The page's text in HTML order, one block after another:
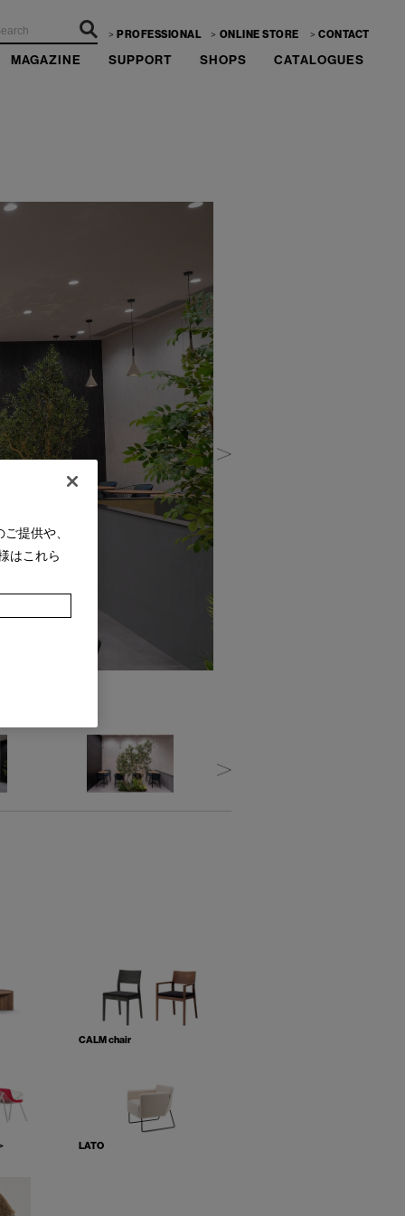
PROFESSIONAL ONLINE STORE CONTACT
MAGAZINE SUPPORT SHOPS CATALOGUES
CALM chair
LATO
提供や、
はこれら